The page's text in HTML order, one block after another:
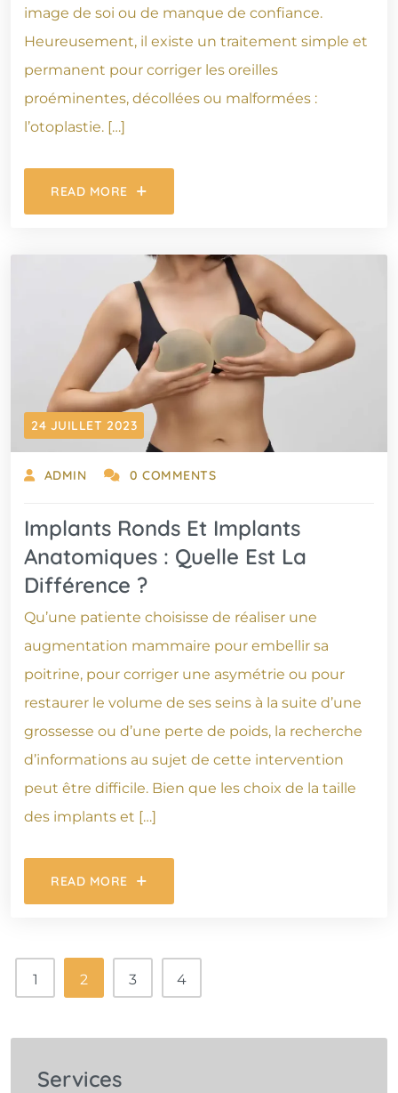
image de soi ou de manque de confiance.
Heureusement, il existe un traitement simple et
permanent pour corriger les oreilles
proéminentes, décollées ou malformées :
l’otoplastie. […]
READ MORE
24 JUILLET 2023
ADMIN 0 COMMENTS
Implants Ronds Et Implants
Anatomiques : Quelle Est La
Différence ?
Qu’une patiente choisisse de réaliser une
augmentation mammaire pour embellir sa
poitrine, pour corriger une asymétrie ou pour
restaurer le volume de ses seins à la suite d’une
grossesse ou d’une perte de poids, la recherche
d’informations au sujet de cette intervention
peut être difficile. Bien que les choix de la taille
des implants et […]
READ MORE
1 2 3 4
Services